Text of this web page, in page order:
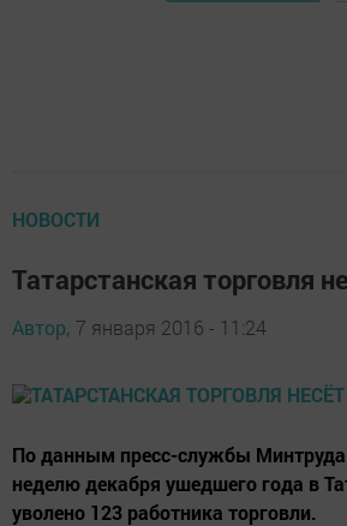
НОВОСТИ
Татарстанская торговля
Автор, 7 января 2016 - 11:24
По данным пресс-службы
неделю декабря ушедшего года в
уволено 123 работника торговли.